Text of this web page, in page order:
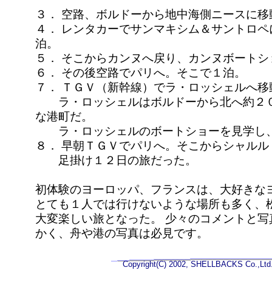
３． 空路、ボルドーから地中海側ニースに
４． レンタカーでサンマキシム＆サントロ
泊。
５． そこからカンヌへ戻り、カンヌボート
６． その後空路でパリへ。そこで１泊。
７． ＴＧＶ（新幹線）でラ・ロッシェルへ移
ラ・ロッシェルはボルドーから北へ約２
な港町だ。
ラ・ロッシェルのボートショーを見学し
８． 早朝ＴＧＶでパリへ。そこからシャル
足掛け１２日の旅だった。
初体験のヨーロッパ、フランスは、大好き
とても１人では行けないような場所も多く
大変楽しい旅となった。 少々のコメントと
かく、舟や港の写真は必見です。
Copyright(C) 2002, SHELLBACKS